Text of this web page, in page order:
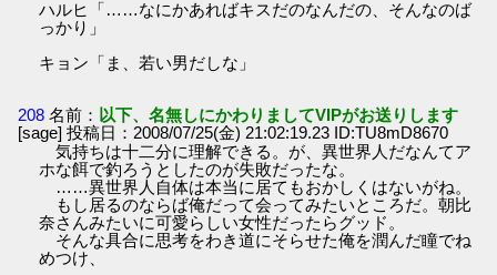
ハルヒ「……なにかあればキスだのなんだの、そんなのば
っかり」
キョン「ま、若い男だしな」
208 名前： 以下、名無しにかわりましてVIPがお送りします
[sage] 投稿日：2008/07/25(金) 21:02:19.23 ID:TU8mD8670
気持ちは十二分に理解できる。が、異世界人だなんてア
ホな餌で釣ろうとしたのが失敗だったな。
……異世界人自体は本当に居てもおかしくはないがね。
もし居るのならば俺だって会ってみたいところだ。朝比
奈さんみたいに可愛らしい女性だったらグッド。
そんな具合に思考をわき道にそらせた俺を潤んだ瞳でね
めつけ、